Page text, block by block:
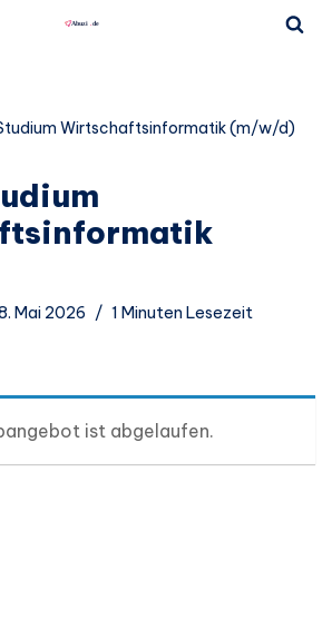
Wirtschaftsinformatik (m/w/d)
Mai 2026 1 Minuten Lesezeit
ist abgelaufen.